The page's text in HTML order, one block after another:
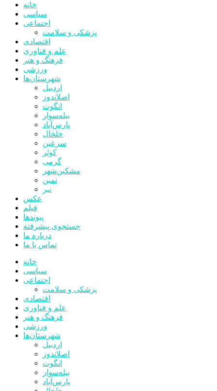
خانه
سیاسی
اجتماعی
پزشکی و سلامت
اقتصادی
علم و فناوری
فرهنگ و هنر
ورزشی
شهرستان‌ها
اردبیل
اصلاندوز
انگوت
بیله‌سوار
پارس‌آباد
خلخال
سرعین
کوثر
گرمی
مشکین‌شهر
نمین
نیر
عکس
فیلم
پیوندها
جستجوی پیشرفته
درباره ما
تماس با ما
خانه
سیاسی
اجتماعی
پزشکی و سلامت
اقتصادی
علم و فناوری
فرهنگ و هنر
ورزشی
شهرستان‌ها
اردبیل
اصلاندوز
انگوت
بیله‌سوار
پارس‌آباد